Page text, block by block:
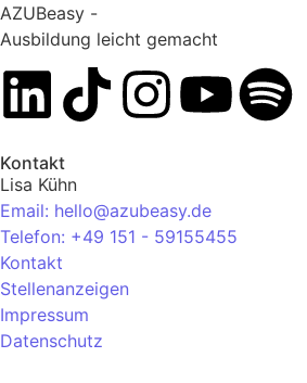
AZUBeasy -
Ausbildung leicht gemacht
Kontakt
Lisa Kühn
Email: hello@azubeasy.de
Telefon: +49 151 - 59155455
Kontakt
Stellenanzeigen
Impressum
Datenschutz